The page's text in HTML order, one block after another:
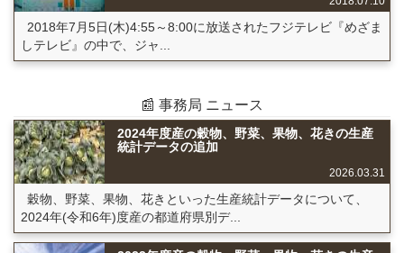
2018年7月5日(木)4:55～8:00に放送されたフジテレビ『めざま
しテレビ』の中で、ジャ...
📰 事務局 ニュース
2024年度産の穀物、野菜、果物、花きの生産
統計データの追加
2026.03.31
穀物、野菜、果物、花きといった生産統計データについて、
2024年(令和6年)度産の都道府県別デ...